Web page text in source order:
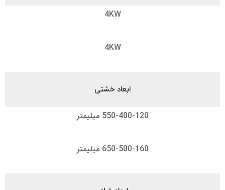
4KW
4KW
ابعاد خشتی
550-400-120 میلیمتر
650-500-160 میلیمتر